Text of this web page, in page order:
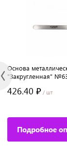
Основа
"Закругленная"
426.40 ₽ / шт
Подробное